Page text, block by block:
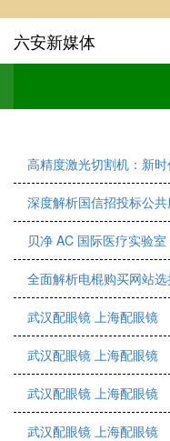
六安新媒体
高精度激光切割机：新
深度解析国信招投标公
贝净 AC 国际医疗实验
全面解析电棍购买网站
武汉配眼镜 上海配眼镜
武汉配眼镜 上海配眼镜
武汉配眼镜 上海配眼镜
武汉配眼镜 上海配眼镜